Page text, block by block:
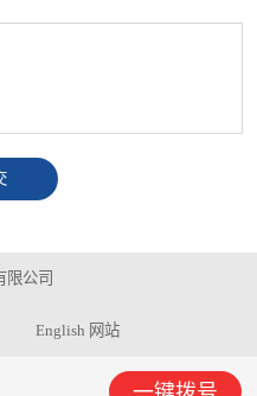
限公司
English 网站